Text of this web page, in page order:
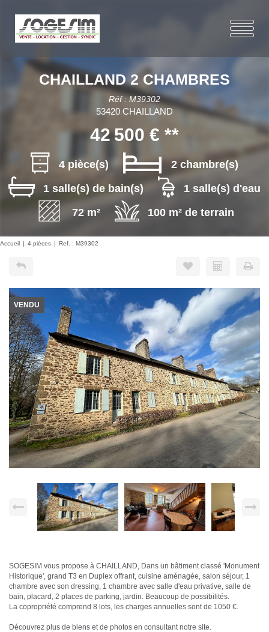
CHAILLAND 2 CHAMBRES
Réf : M39302
53420 CHAILLAND
42 500 € **
4 pièce(s)
2 chambre(s)
1 salle(s) de bain(s)
1 salle(s) d'eau
72 m²
100 m² de terrain
Accueil 4 pièces Ref. : M39302
VENDU
SOGESIM vous propose à CHAILLAND, Dans un bâtiment classé 'Monument
Historique', grand T3 en Duplex offrant, cuisine aménagée, salon séjour, 1
chambre avec son dressing, 1 chambre avec salle d'eau privative, salle de
bain, placard, 2 places de parking, jardin. Beaucoup de possibilités.
La copropriété comprend 8 lots, les charges annuelles sont de 1050 €.
Découvrez plus de biens et de photos en consultant notre site.